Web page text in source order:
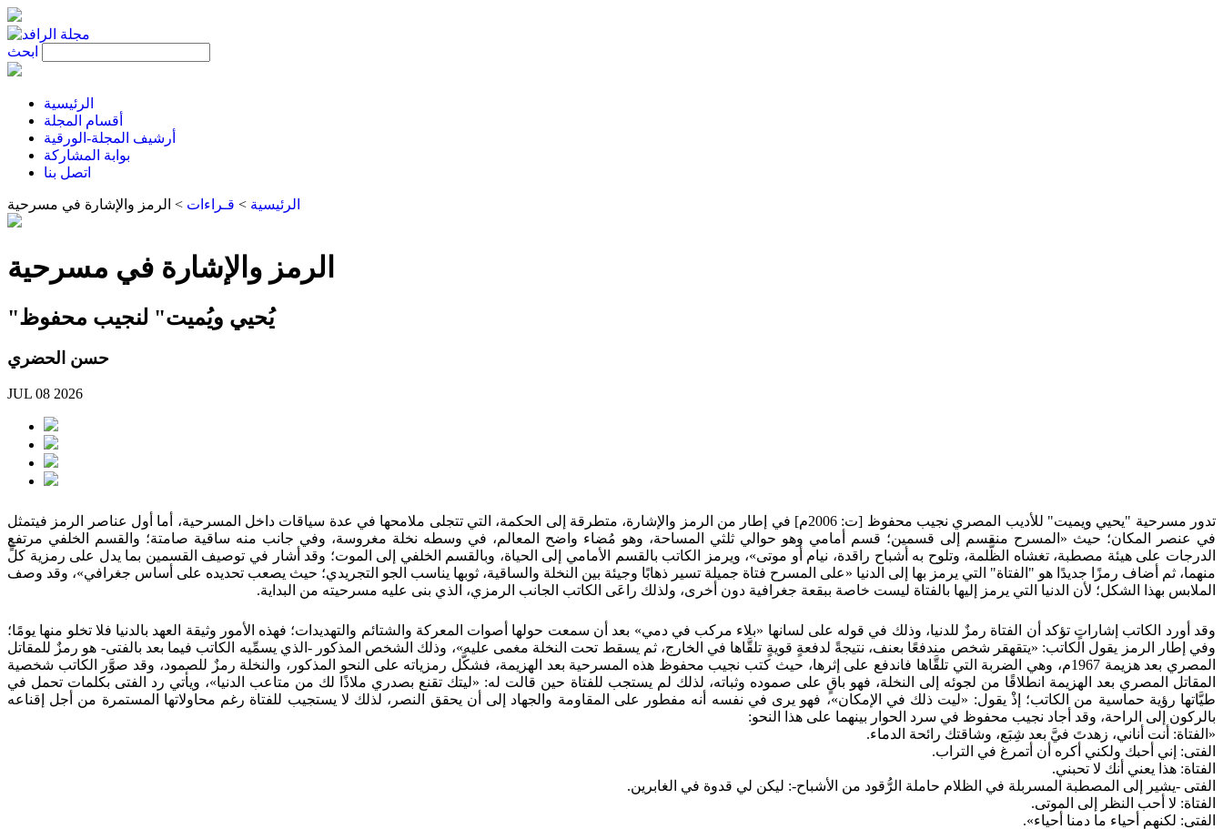
ابحث
الرئيسية
أقسام المجلة
أرشيف المجلة-الورقية
بوابة المشاركة
اتصل بنا
الرئيسية > قـراءات > الرمز والإشارة في مسرحية
الرمز والإشارة في مسرحية
"يُحيي ويُميت" لنجيب محفوظ
حسن الحضري
JUL 08 2026
تدور مسرحية "يحيي ويميت" للأديب المصري نجيب محفوظ [ت: 2006م] في إطار من الرمز والإشارة، متطرقة إلى الحكمة، التي تتجلى ملامحها في عدة سياقات داخل المسرحية، أما أول عناصر الرمز فيتمثل
في عنصر المكان؛ حيث «المسرح منقسم إلى قسمين؛ قسم أمامي وهو حوالي ثلثي المساحة، وهو مُضاء واضح المعالم، في وسطه نخلة مغروسة، وفي جانب منه ساقية صامتة؛ والقسم الخلفي مرتفع
الدرجات على هيئة مصطبة، تغشاه الظُّلمة، وتلوح به أشباح راقدة، نيام أو موتى»، ويرمز الكاتب بالقسم الأمامي إلى الحياة، وبالقسم الخلفي إلى الموت؛ وقد أشار في توصيف القسمين بما يدل على رمزية كلٍّ
منهما، ثم أضاف رمزًا جديدًا هو "الفتاة" التي يرمز بها إلى الدنيا «على المسرح فتاة جميلة تسير ذهابًا وجيئة بين النخلة والساقية، ثوبها يناسب الجو التجريدي؛ حيث يصعب تحديده على أساس جغرافي»، وقد وصف
الملابس بهذا الشكل؛ لأن الدنيا التي يرمز إليها بالفتاة ليست خاصة ببقعة جغرافية دون أخرى، ولذلك راعَى الكاتب الجانب الرمزي، الذي بنى عليه مسرحيته من البداية.
وقد أورد الكاتب إشاراتٍ تؤكد أن الفتاة رمزٌ للدنيا، وذلك في قوله على لسانها «بلاء مركب في دمي» بعد أن سمعت حولها أصوات المعركة والشتائم والتهديدات؛ فهذه الأمور وثيقة العهد بالدنيا فلا تخلو منها يومًا؛
وفي إطار الرمز يقول الكاتب: «يتقهقر شخص مندفعًا بعنف، نتيجةً لدفعةٍ قويةٍ تلقَّاها في الخارج، ثم يسقط تحت النخلة مغمى عليه»، وذلك الشخص المذكور -الذي يسمِّيه الكاتب فيما بعد بالفتى- هو رمزٌ للمقاتل
المصري بعد هزيمة 1967م، وهي الضربة التي تلقَّاها فاندفع على إثرها، حيث كتب نجيب محفوظ هذه المسرحية بعد الهزيمة، فشكَّل رمزياته على النحو المذكور، والنخلة رمزٌ للصمود، وقد صوَّر الكاتب شخصية
المقاتل المصري بعد الهزيمة انطلاقًا من لجوئه إلى النخلة، فهو باقٍ على صموده وثباته، لذلك لم يستجب للفتاة حين قالت له: «ليتك تقنع بصدري ملاذًا لك من متاعب الدنيا»، ويأتي رد الفتى بكلمات تحمل في
طيَّاتها رؤية حماسية من الكاتب؛ إذْ يقول: «ليت ذلك في الإمكان»، فهو يرى في نفسه أنه مفطور على المقاومة والجهاد إلى أن يحقق النصر، لذلك لا يستجيب للفتاة رغم محاولاتها المستمرة من أجل إقناعه
بالركون إلى الراحة، وقد أجاد نجيب محفوظ في سرد الحوار بينهما على هذا النحو:
«الفتاة: أنت أناني، زهدتَ فيَّ بعد شِبَع، وشاقتك رائحة الدماء.
الفتى: إني أحبك ولكني أكره أن أتمرغ في التراب.
الفتاة: هذا يعني أنك لا تحبني.
الفتى -يشير إلى المصطبة المسربلة في الظلام حاملة الرُّقود من الأشباح-: ليكن لي قدوة في الغابرين.
الفتاة: لا أحب النظر إلى الموتى.
الفتى: لكنهم أحياء ما دمنا أحياء».